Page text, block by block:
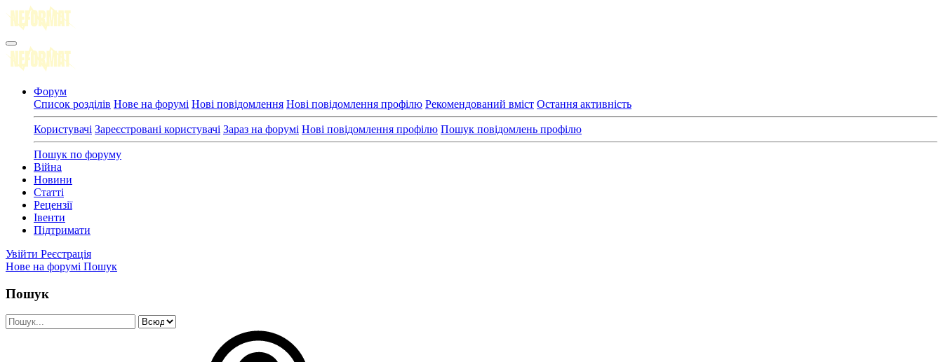
Форум
Список розділів Нове на форумі Нові повідомлення Нові повідомлення профілю Рекомендований вміст Остання активність
Користувачі Зареєстровані користувачі Зараз на форумі Нові повідомлення профілю Пошук повідомлень профілю
Пошук по форуму
Війна
Новини
Статті
Рецензії
Івенти
Підтримати
Увійти Реєстрація
Нове на форумі Пошук
Пошук